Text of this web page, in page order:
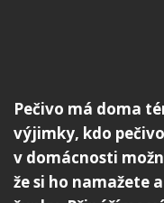
Pečivo má doma
výjimky, kdo
v domácnosti
že si ho namažete